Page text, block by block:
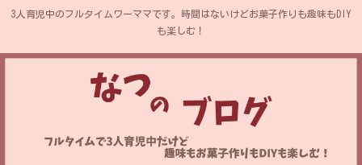
3人育児中のフルタイムワーママです。時間はないけどお菓子作りも趣味もDIY
も楽しむ！